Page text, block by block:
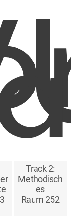
Track 2:
Methodisch
es
Raum 252